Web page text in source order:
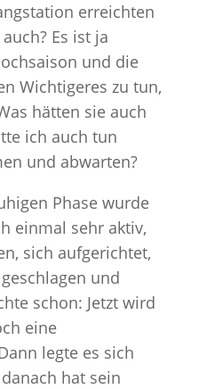
erreichten
Es ist ja
und die
Wichtigeres zu tun,
hätten sie auch
ich auch tun
und abwarten?
Phase wurde
einmal sehr aktiv,
sich aufgerichtet,
und
schon: Jetzt wird
eine
legte es sich
hat sein